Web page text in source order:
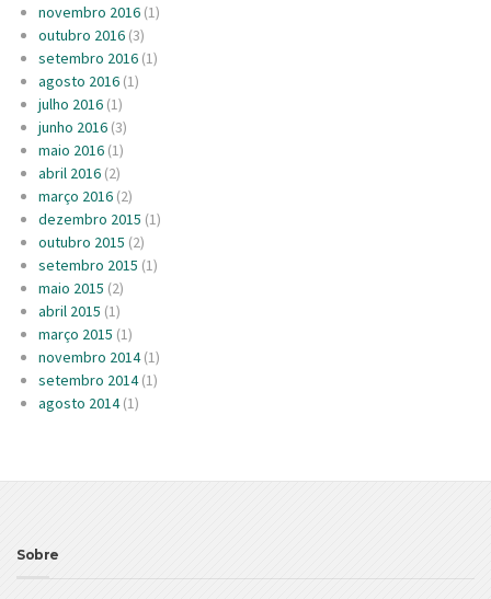
novembro 2016 (1)
outubro 2016 (3)
setembro 2016 (1)
agosto 2016 (1)
julho 2016 (1)
junho 2016 (3)
maio 2016 (1)
abril 2016 (2)
março 2016 (2)
dezembro 2015 (1)
outubro 2015 (2)
setembro 2015 (1)
maio 2015 (2)
abril 2015 (1)
março 2015 (1)
novembro 2014(1)
setembro 2014(1)
agosto 2014(1)
Sobre